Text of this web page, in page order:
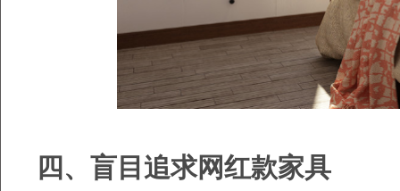
四、盲目追求网红款家具